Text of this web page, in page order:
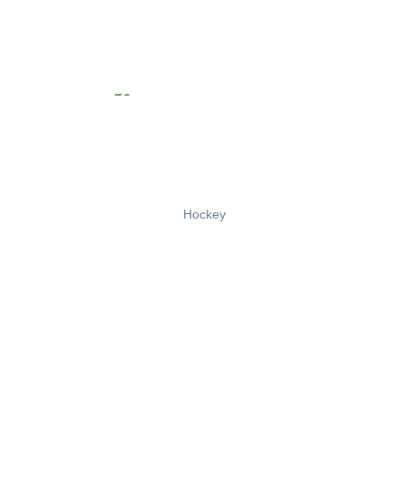
Hockey